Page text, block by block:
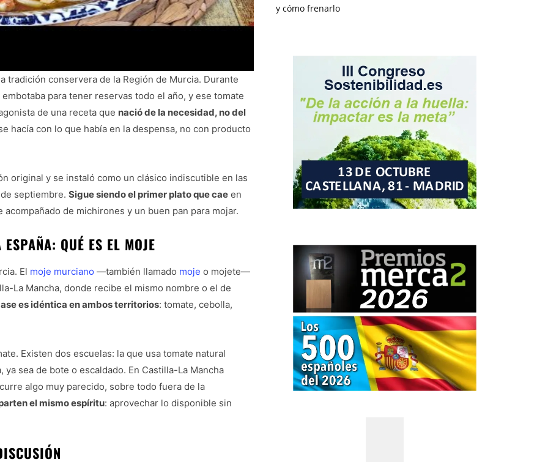
tradición conservera de la Región de Murcia. Durante
para tener reservas todo el año, y ese tomate
de una receta que nació de la necesidad, no del
hacía con lo que había en la despensa, no con producto
original y se instaló como un clásico indiscutible en las
septiembre. Sigue siendo el primer plato que cae en
de michirones y un buen pan para mojar.
QUÉ ES EL MOJE
El moje murciano —también llamado moje o mojete—
La Mancha, donde recibe el mismo nombre o el de
es idéntica en ambos territorios: tomate, cebolla,
Existen dos escuelas: la que usa tomate natural
sea de bote o escaldado. En Castilla-La Mancha
algo muy parecido, sobre todo fuera de la
el mismo espíritu: aprovechar lo disponible sin
y cómo frenarlo